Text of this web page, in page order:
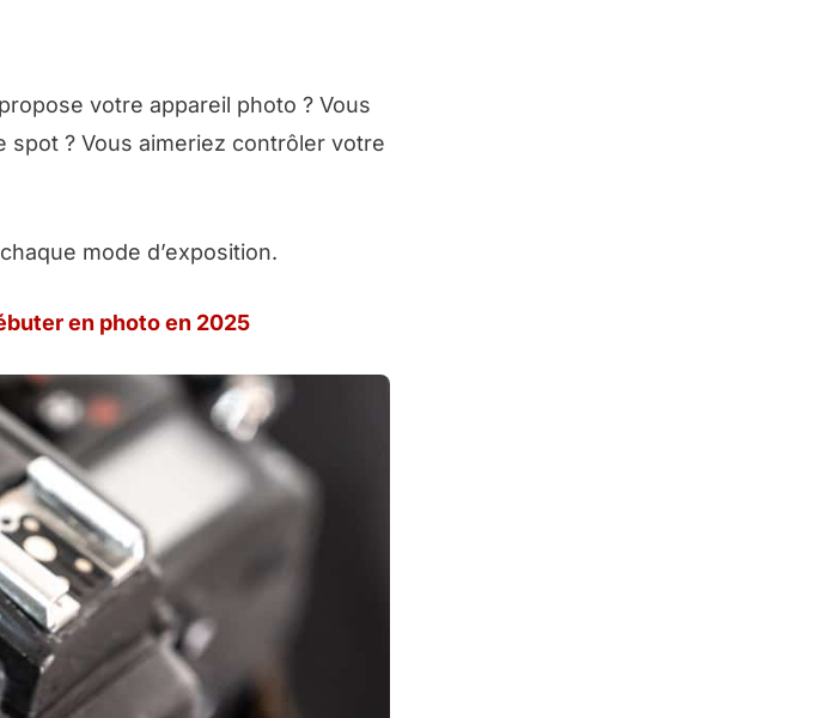
votre appareil photo ? Vous
? Vous aimeriez contrôler votre
mode d’exposition.
en photo en 2025